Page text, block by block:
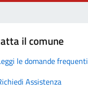
il comune
le domande frequenti
Assistenza